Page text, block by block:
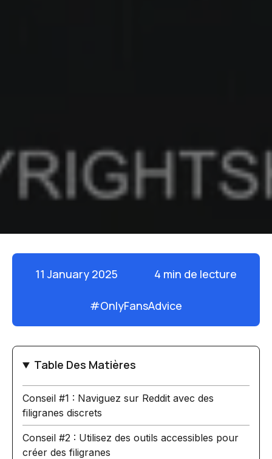
11 January 2025 4 min de lecture
#OnlyFansAdvice
Table Des Matières
Conseil #1 : Naviguez sur Reddit avec des
filigranes discrets
Conseil #2 : Utilisez des outils accessibles pour
créer des filigranes